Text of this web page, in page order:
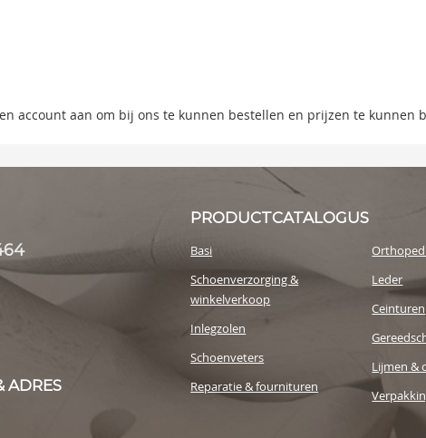
account aan om bij ons te kunnen bestellen en prijzen te kunnen
ADRES
PRODUCTCATALOGUS
Basi
Schoenverzorging &
winkelverkoop
Inlegzolen
Schoenveters
Reparatie & fournituren
Leder
Ceinturen
Lijmen &